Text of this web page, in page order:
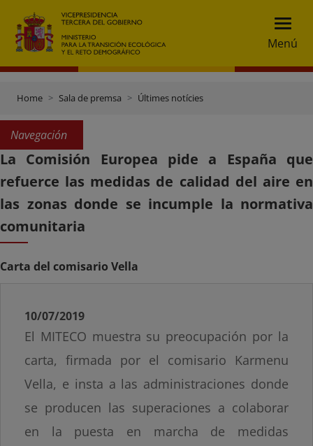
Menú
Home Sala de premsa Últimes notícies
Navegación
La Comisión Europea pide a España que
refuerce las medidas de calidad del aire en
las zonas donde se incumple la normativa
comunitaria
Carta del comisario Vella
10/07/2019
El MITECO muestra su preocupación por la
carta, firmada por el comisario Karmenu
Vella, e insta a las administraciones donde
se producen las superaciones a colaborar
en la puesta en marcha de medidas